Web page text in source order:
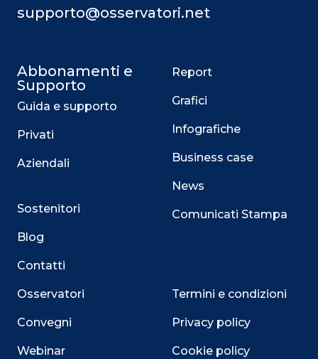
supporto@osservatori.net
Abbonamenti e
Supporto
Guida e supporto
Privati
Aziendali
Sostenitori
Blog
Contatti
Osservatori
Convegni
Webinar
Report
Grafici
Infografiche
Business case
News
Comunicati Stampa
Termini e condizioni
Privacy policy
Cookie policy